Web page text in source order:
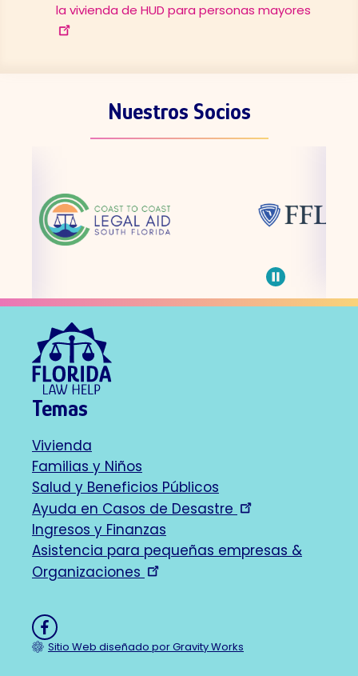
la vivienda de HUD para personas mayores
Nuestros Socios
Pause
carousel
Temas
Footer
navigation
Vivienda
Familias y Niños
Salud y Beneficios Públicos
Ayuda en Casos de Desastre
Ingresos y Finanzas
Asistencia para pequeñas empresas &
Organizaciones
Like
onSitio Web diseñado por Gravity Works